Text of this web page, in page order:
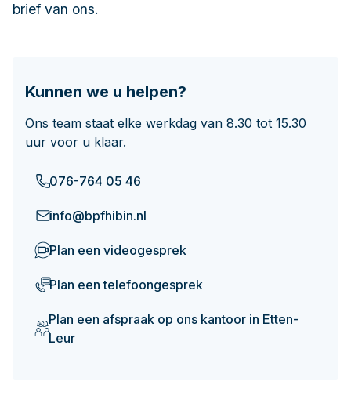
brief van ons.
Kunnen we u helpen?
Ons team staat elke werkdag van 8.30 tot 15.30
uur voor u klaar.
076-764 05 46
info@bpfhibin.nl
Plan een videogesprek
Plan een telefoongesprek
Plan een afspraak op ons kantoor in Etten-
Leur